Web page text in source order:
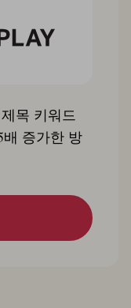
목 키워드
배 증가한 방